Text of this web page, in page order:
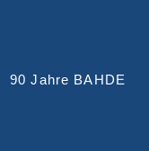
90 Jahre BAHDE